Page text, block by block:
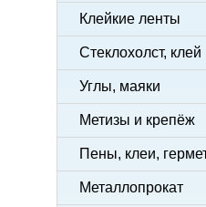
Клейкие ленты
Стеклохолст, клей
Углы, маяки
Метизы и крепёж
Пены, клеи,
Металлопрокат